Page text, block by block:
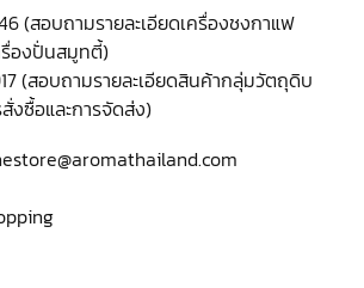
ลไม้ & ไซรัป
แฟ
(สอบถามรายละเอียดเครื่องชงกาแฟ
รื่องปั่นสมูทตี้)
(สอบถามรายละเอียดสินค้ากลุ่มวัตถุดิบ
ซื้อและการจัดส่ง)